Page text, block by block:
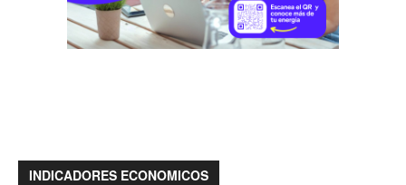
INDICADORES ECONOMICOS